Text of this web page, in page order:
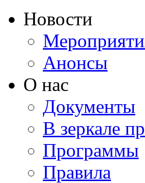
Новости
Анонсы
О нас
Документы
В зеркале
Программы
Правила